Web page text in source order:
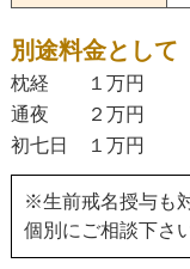
別途料金として
枕経 １万円
通夜 ２万円
初七日 １万円
※生前戒名授与も
個別にご相談下さい